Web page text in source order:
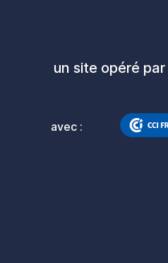
un site opéré par
avec :